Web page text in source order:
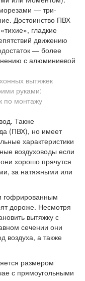
— три-
Достоинство ПВХ
гладкие
движению
— более
с алюминиевой
вытяжек
Также
(ПВХ), но имеет
характеристики
воздуховоды если
хорошо прячутся
за натяжными или
гофрированным
дороже. Несмотря
вытяжку с
сечении они
воздуха, а также
размером
с прямоугольными